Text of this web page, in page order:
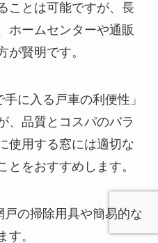
ことは可能ですが、長
ホームセンターや通販
が賢明です。
に入る戸車の利便性」
、品質とコスパのバラ
使用する窓には適切な
とをおすすめします。
の掃除用具や簡易的な
す。